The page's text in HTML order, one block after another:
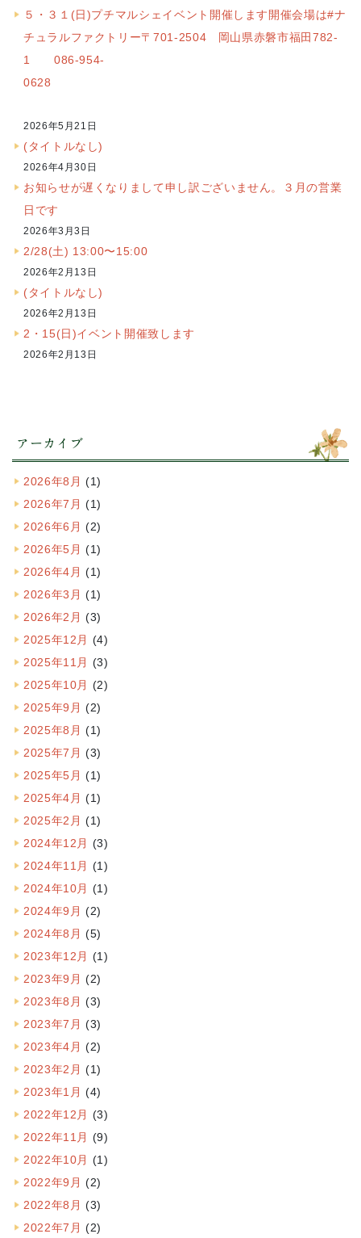
５・３１(日)プチマルシェイベント開催します開催会場は#ナ
チュラルファクトリー〒701-2504 岡山県赤磐市福田782-
1 086-954-
0628
2026年5月21日
(タイトルなし)
2026年4月30日
お知らせが遅くなりまして申し訳ございません。３月の営業
日です
2026年3月3日
2/28(土) 13:00〜15:00
2026年2月13日
(タイトルなし)
2026年2月13日
2・15(日)イベント開催致します
2026年2月13日
アーカイブ
2026年8月 (1)
2026年7月 (1)
2026年6月 (2)
2026年5月 (1)
2026年4月 (1)
2026年3月 (1)
2026年2月 (3)
2025年12月 (4)
2025年11月 (3)
2025年10月 (2)
2025年9月 (2)
2025年8月 (1)
2025年7月 (3)
2025年5月 (1)
2025年4月 (1)
2025年2月 (1)
2024年12月 (3)
2024年11月 (1)
2024年10月 (1)
2024年9月 (2)
2024年8月 (5)
2023年12月 (1)
2023年9月 (2)
2023年8月 (3)
2023年7月 (3)
2023年4月 (2)
2023年2月 (1)
2023年1月 (4)
2022年12月 (3)
2022年11月 (9)
2022年10月 (1)
2022年9月 (2)
2022年8月 (3)
2022年7月 (2)